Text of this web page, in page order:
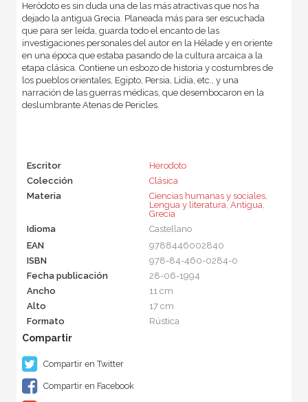
Heródoto es sin duda una de las más atractivas que nos ha
dejado la antigua Grecia. Planeada más para ser escuchada
que para ser leída, guarda todo el encanto de las
investigaciones personales del autor en la Hélade y en oriente
en una época que estaba pasando de la cultura arcaica a la
etapa clásica. Contiene un esbozo de historia y costumbres de
los pueblos orientales, Egipto, Persia, Lidia, etc., y una
narración de las guerras médicas, que desembocaron en la
deslumbrante Atenas de Pericles.
Escritor
Herodoto
Colección
Clásica
Materia
Ciencias humanas y sociales,
Lengua y literatura, Antigua,
Grecia
Idioma
Castellano
EAN
9788446002840
ISBN
978-84-460-0284-0
Fecha publicación
28-06-1994
Ancho
11 cm
Alto
17 cm
Formato
Rústica
Compartir en Twitter
Compartir en Facebook